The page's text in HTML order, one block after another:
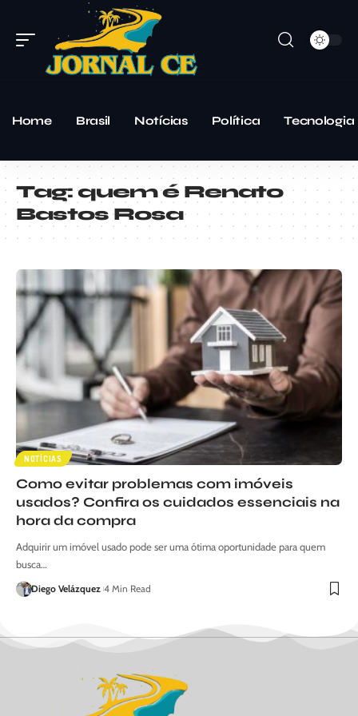
Home Brasil Notícias Política Tecnologia
Tag:quem é Renato
Bastos Rosa
NOTÍCIAS
Como evitar problemas com imóveis
usados? Confira os cuidados essenciais na
hora da compra
Adquirir um imóvel usado pode ser uma ótima oportunidade para quem
busca…
Diego Velázquez 4 Min Read